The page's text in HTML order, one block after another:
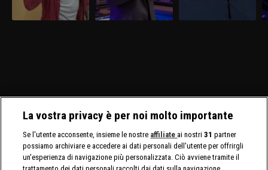
La vostra privacy è per noi molto importante
Se l'utente acconsente, insieme le nostre affiliate ai nostri31 partner
possiamo archiviare e accedere ai dati personali dell'utente per offrirgli
un'esperienza di navigazione più personalizzata. Ciò avviene tramite il